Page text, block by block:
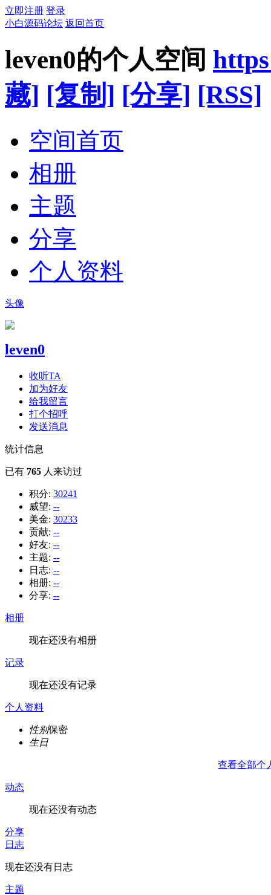
立即注册 登录
小白源码论坛 返回首页
leven0的个人空间
藏] [复制] [分享] [RSS]
空间首页
相册
主题
分享
个人资料
头像
leven0
收听TA
加为好友
给我留言
打个招呼
发送消息
统计信息
已有 765 人来访过
积分: 30241
威望: --
美金: 30233
贡献: --
好友: --
主题: --
日志: --
相册: --
分享: --
相册
现在还没有相册
记录
现在还没有记录
个人资料
性别保密
生日
查看全部个
动态
现在还没有动态
分享
日志
现在还没有日志
主题